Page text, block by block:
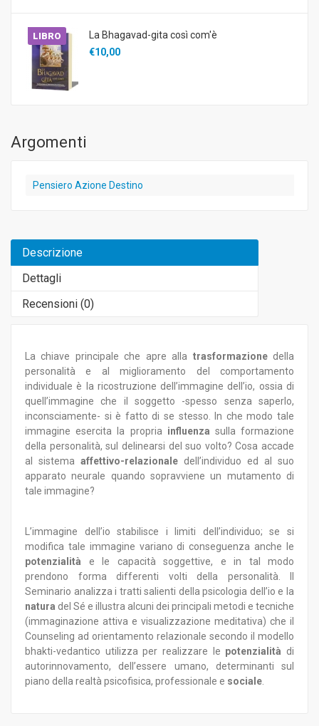
LIBRO
La Bhagavad-gita così com'è
€10,00
Argomenti
Pensiero Azione Destino
Descrizione
Dettagli
Recensioni (0)
La chiave principale che apre alla trasformazionedella
personalità e al miglioramento del comportamento
individuale è la ricostruzione dell’immagine dell’io, ossia di
quell’immagine che il soggetto -spesso senza saperlo,
inconsciamente- si è fatto di se stesso. In che modo tale
immagine esercita la propria influenza sulla formazione
della personalità, sul delinearsi del suo volto? Cosa accade
al sistema affettivo-relazionale dell’individuo ed al suo
apparato neurale quando sopravviene un mutamento di
tale immagine?
L’immagine dell’io stabilisce i limiti dell’individuo; se si
modifica tale immagine variano di conseguenza anche le
potenzialità e le capacità soggettive, e in tal modo
prendono forma differenti volti della personalità. Il
Seminario analizza i tratti salienti della psicologia dell’io e la
natura del Sé e illustra alcuni dei principali metodi e tecniche
(immaginazione attiva e visualizzazione meditativa) che il
Counseling ad orientamento relazionale secondo il modello
bhakti-vedantico utilizza per realizzare le potenzialità di
autorinnovamento, dell’essere umano, determinanti sul
piano della realtà psicofisica, professionale e sociale